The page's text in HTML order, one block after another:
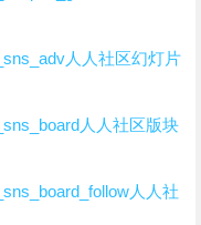
人人社区幻灯片
人人社区版块
人人社